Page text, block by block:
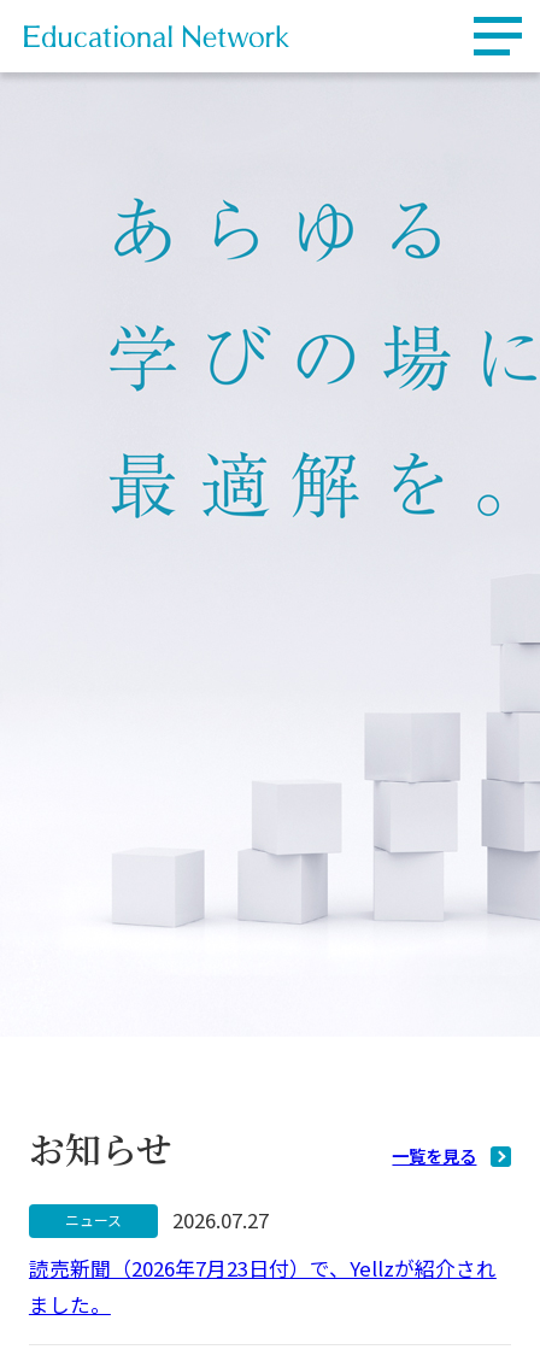
お知らせ 一覧を見る
ニュース
2026.07.27
読売新聞（2026年7月23日付）で、Yellzが紹介され
ました。